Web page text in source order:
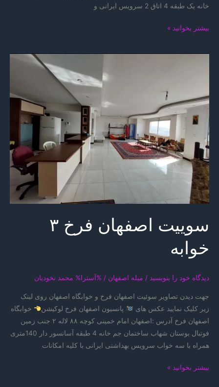
خانه یک طبقه 4 اتاق 2 سرویس ایرانی و
اجاره
در
بیشتر بخوانید »
سوییت اصفهان فرخ ۳
خوابه
دیدگاه‌ خود را بنویسید / مبله اصفهان / %آسترا% محمد نخودیان
جهت دیدن تصاویر سوئیت اصفهان فرخ و خوابگاه اصفهان روی لینک
زیر کلیک نمایید عکس های
پانسیون اصفهان فرخ لوکیشن
خوابگاه
اصفهان فرخ آدرس :اصفهان امام خمینی کوچه ۸۸ لاله ۲ جنب زمین
فوتبال بوستان شهاب ساختمان جم خانه 4 طبقه آسانسور دار 140متری
همراه با سه خواب سرویس بهداشتی ایرانی با کلیه امکانات
سوییت
بیشتر بخوانید »